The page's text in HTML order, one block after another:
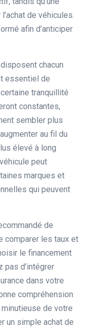
de véhicules.
afin d’anticiper
disposent chacun
essentiel de
tranquillité
constantes,
sembler plus
au fil du
élevé à long
peut
marques et
qui peuvent
de
comparer les taux et
le financement
pas d’intégrer
dans votre
compréhension
de votre
un simple achat de